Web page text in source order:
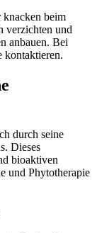
beim
verzichten und
anbauen. Bei
kontaktieren.
durch seine
Dieses
bioaktiven
und Phytotherapie